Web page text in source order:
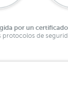
por un certificado
protocolos de